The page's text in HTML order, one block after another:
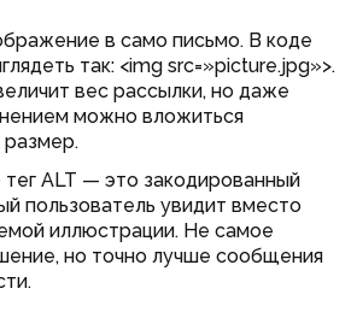
в само письмо. В коде
так: <img src=»picture.jpg»>.
вес рассылки, но даже
можно вложиться
тег ALT — это закодированный
пользователь увидит вместо
иллюстрации. Не самое
но точно лучше сообщения